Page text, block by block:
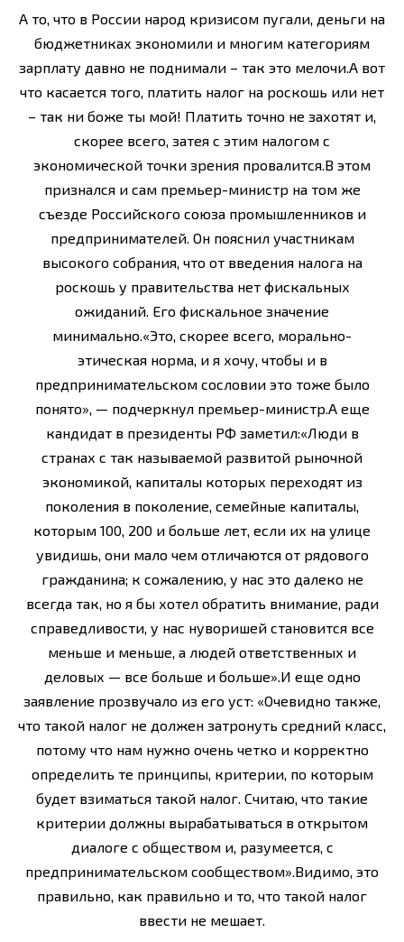
А то, что в России народ кризисом пугали, деньги на
бюджетниках экономили и многим категориям
зарплату давно не поднимали – так это мелочи.А вот
что касается того, платить налог на роскошь или нет
– так ни боже ты мой! Платить точно не захотят и,
скорее всего, затея с этим налогом с
экономической точки зрения провалится.В этом
признался и сам премьер-министр на том же
съезде Российского союза промышленников и
предпринимателей. Он пояснил участникам
высокого собрания, что от введения налога на
роскошь у правительства нет фискальных
ожиданий. Его фискальное значение
минимально.«Это, скорее всего, морально-
этическая норма, и я хочу, чтобы и в
предпринимательском сословии это тоже было
понято», — подчеркнул премьер-министр.А еще
кандидат в президенты РФ заметил:«Люди в
странах с так называемой развитой рыночной
экономикой, капиталы которых переходят из
поколения в поколение, семейные капиталы,
которым 100, 200 и больше лет, если их на улице
увидишь, они мало чем отличаются от рядового
гражданина; к сожалению, у нас это далеко не
всегда так, но я бы хотел обратить внимание, ради
справедливости, у нас нуворишей становится все
меньше и меньше, а людей ответственных и
деловых — все больше и больше».И еще одно
заявление прозвучало из его уст: «Очевидно также,
что такой налог не должен затронуть средний класс,
потому что нам нужно очень четко и корректно
определить те принципы, критерии, по которым
будет взиматься такой налог. Считаю, что такие
критерии должны вырабатываться в открытом
диалоге с обществом и, разумеется, с
предпринимательском сообществом».Видимо, это
правильно, как правильно и то, что такой налог
ввести не мешает.